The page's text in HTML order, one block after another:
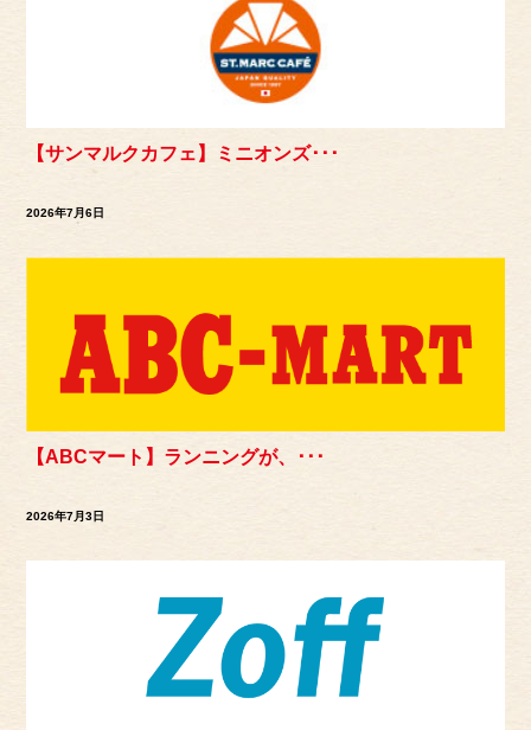
【サンマルクカフェ】ミニオンズ･･･
2026年7月6日
【ABCマート】ランニングが、･･･
2026年7月3日